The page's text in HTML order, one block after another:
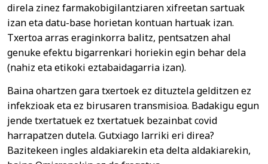
direla zinez farmakobigilantziaren xifreetan sartuak
izan eta datu-base horietan kontuan hartuak izan.
Txertoa arras eraginkorra balitz, pentsatzen ahal
genuke efektu bigarrenkari horiekin egin behar dela
(nahiz eta etikoki eztabaidagarria izan).
Baina ohartzen gara txertoek ez dituztela gelditzen ez
infekzioak eta ez birusaren transmisioa. Badakigu egun
jende txertatuek ez txertatuek bezainbat covid
harrapatzen dutela. Gutxiago larriki eri direa?
Bazitekeen ingles aldakiarekin eta delta aldakiarekin,